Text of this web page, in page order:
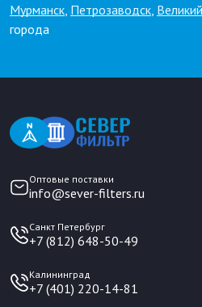
Мурманск, Петрозаводск,
города
Оптовые поставки
info@sever-filters.ru
Санкт Петербург
+7 (812) 648-50-49
Калининград
+7 (401) 220-14-81